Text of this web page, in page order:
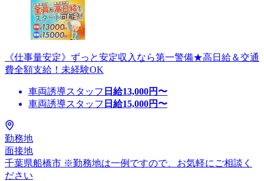
《仕事量安定》ずっと安定収入なら第一警備★高日給＆交通
費全額支給！未経験OK
車両誘導スタッフ 日給13,000円〜
車両誘導スタッフ 日給15,000円〜
勤務地
面接地
千葉県船橋市 ※勤務地は一例ですので、お気軽にご相談く
ださい